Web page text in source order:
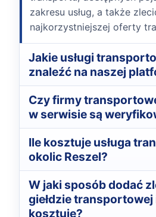
zakresu usług, a także
najkorzystniejszej oferty
Jakie usługi
znaleźć na naszej
Czy firmy
w serwisie są
Ile kosztuje usługa
okolic Reszel?
W jaki sposób dodać
giełdzie transportowej
kosztuje?